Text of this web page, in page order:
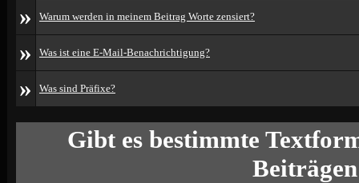
» Warum werden in meinem Beitrag Worte zensiert?
» Was ist eine E-Mail-Benachrichtigung?
» Was sind Präfixe?
Gibt es bestimmte